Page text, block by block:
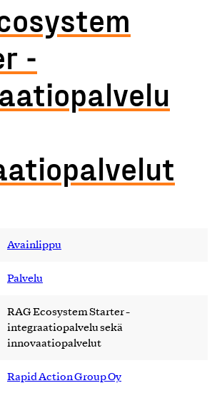
-
Avainlippu
Palvelu
RAG Ecosystem Starter -
integraatiopalvelu sekä
innovaatiopalvelut
Rapid Action Group Oy